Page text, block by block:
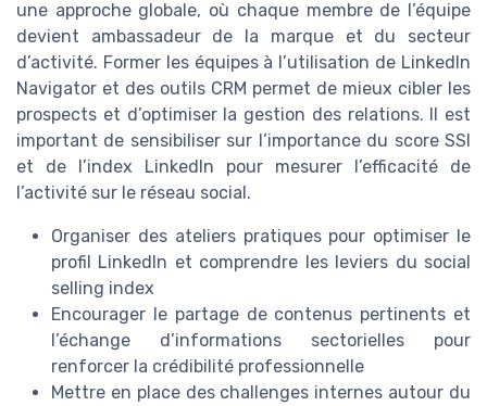
une approche globale, où chaque membre de l’équipe
devient ambassadeur de la marque et du secteur
d’activité. Former les équipes à l’utilisation de LinkedIn
Navigator et des outils CRM permet de mieux cibler les
prospects et d’optimiser la gestion des relations. Il est
important de sensibiliser sur l’importance du score SSI
et de l’index LinkedIn pour mesurer l’efficacité de
l’activité sur le réseau social.
Organiser des ateliers pratiques pour optimiser le
profil LinkedIn et comprendre les leviers du social
selling index
Encourager le partage de contenus pertinents et
l’échange d’informations sectorielles pour
renforcer la crédibilité professionnelle
Mettre en place des challenges internes autour du